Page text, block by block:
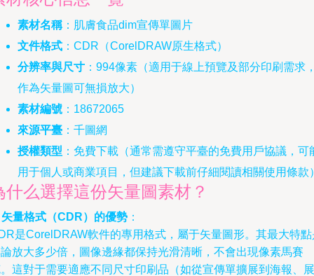
素材名稱：肌膚食品dim宣傳單圖片
文件格式 ：CDR（CorelDRAW原生格式）
分辨率與尺寸 ：994像素（適用于線上預覽及部分印刷需求
作為矢量圖可無損放大）
素材編號 ：18672065
來源平臺 ：千圖網
授權類型 ：免費下載（通常需遵守平臺的免費用戶協議，可
用于個人或商業項目，但建議下載前仔細閱讀相關使用條款
什么選擇這份矢量圖素材？
矢量格式（CDR）的優勢 ：
是CorelDRAW軟件的專用格式，屬于矢量圖形。其最大特點
放大多少倍，圖像邊緣都保持光滑清晰，不會出現像素馬賽
這對于需要適應不同尺寸印刷品（如從宣傳單擴展到海報、展